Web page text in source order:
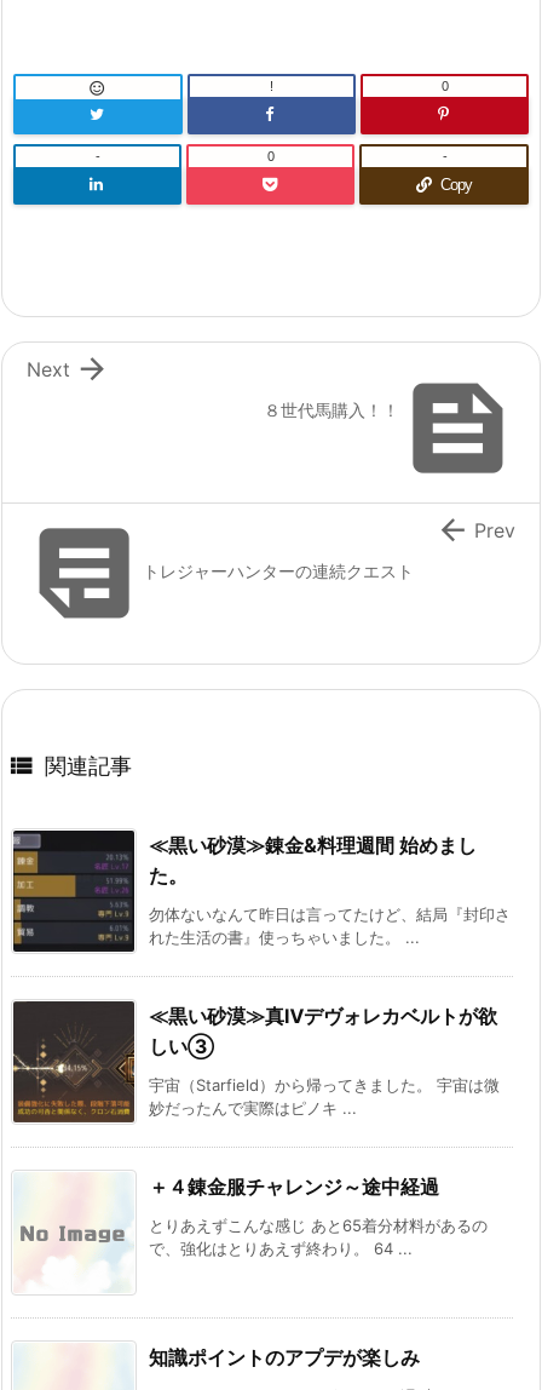
 ! 0
- 0
Copy
-

８世代馬購入！！

Next
 トレジャーハンターの連続クエスト
 Prev
 関連記事
≪黒い砂漠≫錬金&料理週間 始めまし
た。
勿体ないなんて昨日は言ってたけど、結局『封印さ
れた生活の書』使っちゃいました。 ...
≪黒い砂漠≫真Ⅳデヴォレカベルトが欲
しい③
宇宙（Starfield）から帰ってきました。 宇宙は微
妙だったんで実際はピノキ ...
＋４錬金服チャレンジ～途中経過
とりあえずこんな感じ あと65着分材料があるの
で、強化はとりあえず終わり。 64 ...
知識ポイントのアプデが楽しみ